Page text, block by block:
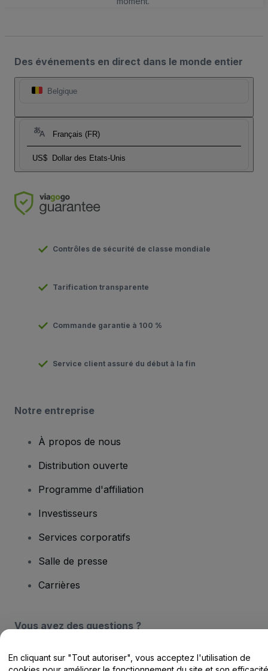
Des événements en direct dans le monde entier
Belgique
Français (FR)
US$ Dollar des Etats-Unis
Contrôles de sécurité de classe mondiale
Tarification transparente
Commande garantie à 100 %
Service client assuré du début à la fin
Notre entreprise
À propos de nous
Distribution ouverte
Programme d'affiliation
Investisseurs
Services corporatifs
Salle de presse
Carrières
Vous avez des questions ?
Centre d'assistance / Nous contacter
En cliquant sur "Tout autoriser", vous acceptez l'utilisation de